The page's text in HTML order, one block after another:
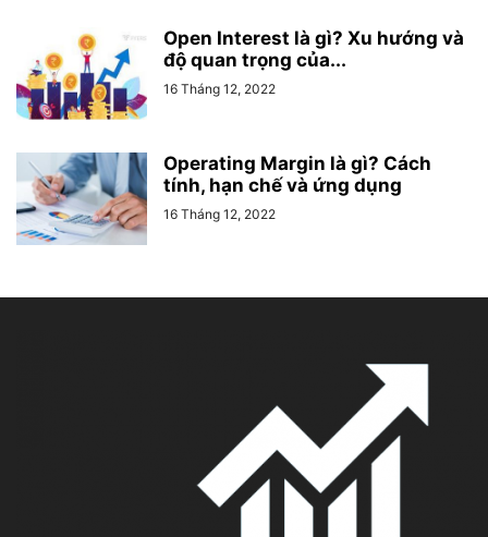
Open Interest là gì? Xu hướng và
độ quan trọng của...
16 Tháng 12, 2022
Operating Margin là gì? Cách
tính, hạn chế và ứng dụng
16 Tháng 12, 2022